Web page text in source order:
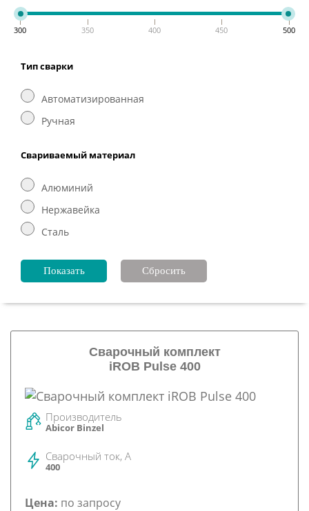
300 350 400 450 500
Тип сварки
Автоматизированная
Ручная
Свариваемый материал
Алюминий
Нержавейка
Сталь
Сварочный комплект
iROB Pulse 400
Производитель
Abicor Binzel
Сварочный ток, А
400
Цена: по запросу